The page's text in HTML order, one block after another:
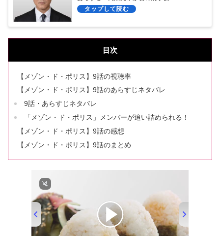
目次
【メゾン・ド・ポリス】9話の視聴率
【メゾン・ド・ポリス】9話のあらすじネタバレ
9話・あらすじネタバレ
「メゾン・ド・ポリス」メンバーが追い詰められる！
【メゾン・ド・ポリス】9話の感想
【メゾン・ド・ポリス】9話のまとめ